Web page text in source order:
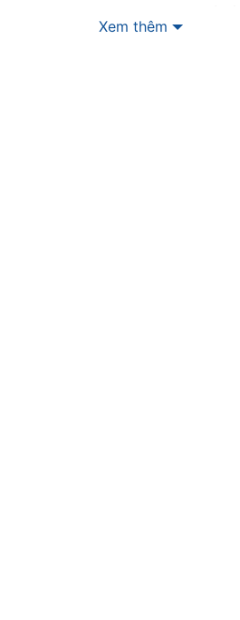
Xem thêm